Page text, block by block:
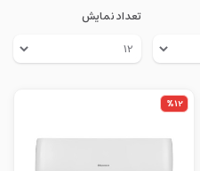
تعداد نمایش
%12